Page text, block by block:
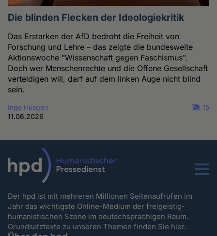
Die blinden Flecken der Ideologiekritik
Das Erstarken der AfD bedroht die Freiheit von
Forschung und Lehre – das zeigte die bundesweite
Aktionswoche "Wissenschaft gegen Faschismus".
Doch wer Menschenrechte und die Offene Gesellschaft
verteidigen will, darf auf dem linken Auge nicht blind
sein.
Inge Hüsgen
11.06.2026
15
Menu
Der hpd ist mit mehreren Millionen Seitenaufrufen im
Jahr das wichtigste Online-Medium der freigeistig-
humanistischen Szene im deutschsprachigen Raum.
Grundsatztexte zu unseren Themenfinden Sie hier.